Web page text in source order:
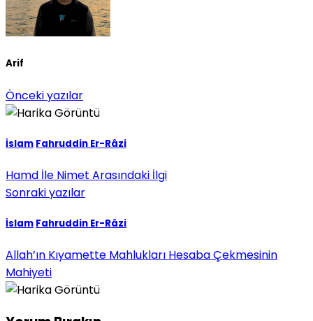
Arif
Önceki yazılar
İslam Fahruddin Er-Râzi
Hamd İle Nimet Arasındaki İlgi
Sonraki yazılar
İslam Fahruddin Er-Râzi
Allah’ın Kıyamette Mahlukları Hesaba Çekmesinin
Mahiyeti